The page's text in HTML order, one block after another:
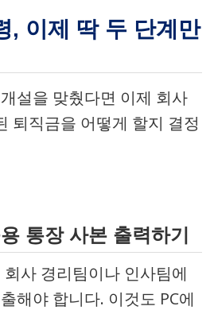
, 이제 딱 두 단계만
설을 맞췄다면 이제 회사
퇴직금을 어떻게 할지 결정
통장 사본 출력하기
사 경리팀이나 인사팀에
해야 합니다. 이것도 PC에